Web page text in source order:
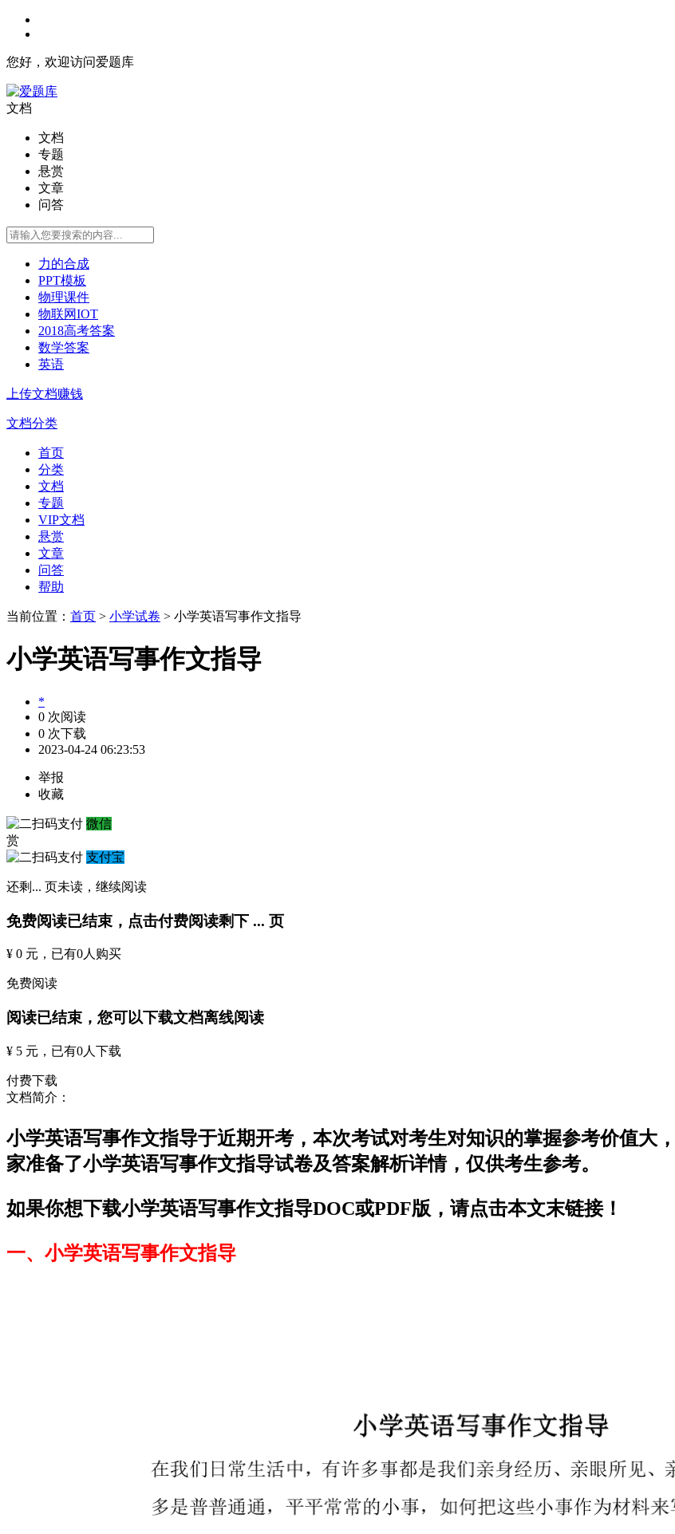
您好，欢迎访问爱题库
文档
文档
专题
悬赏
文章
问答
力的合成
PPT模板
物理课件
物联网IOT
2018高考答案
数学答案
英语
上传文档赚钱
文档分类
首页
分类
文档
专题
VIP文档
悬赏
文章
问答
帮助
当前位置： 首页 > 小学试卷 > 小学英语写事作文指导
小学英语写事作文指导
*
0 次阅读
0 次下载
2023-04-24 06:23:53
举报
收藏
微信
赏
支付宝
还剩 ... 页未读， 继续阅读
免费阅读已结束，点击付费阅读剩下 ... 页
¥ 0 元 ，已有0人购买
免费阅读
阅读已结束，您可以下载文档离线阅读
¥ 5 元 ，已有0人下载
付费下载
文档简介：
小学英语写事作文指导于近期开考，本次考试对考生对知识的掌握参考价值大
家准备了小学英语写事作文指导试卷及答案解析详情，仅供考生参考。
如果你想下载小学英语写事作文指导DOC或PDF版，请点击本文末链接！
一、小学英语写事作文指导